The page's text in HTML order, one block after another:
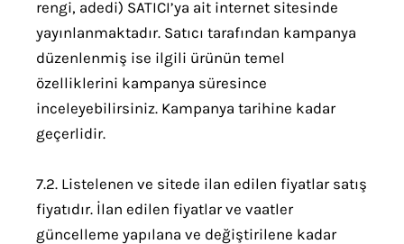
rengi, adedi) SATICI’ya ait internet sitesinde
yayınlanmaktadır. Satıcı tarafından kampanya
düzenlenmiş ise ilgili ürünün temel
özelliklerini kampanya süresince
inceleyebilirsiniz. Kampanya tarihine kadar
geçerlidir.
7.2. Listelenen ve sitede ilan edilen fiyatlar satış
fiyatıdır. İlan edilen fiyatlar ve vaatler
güncelleme yapılana ve değiştirilene kadar